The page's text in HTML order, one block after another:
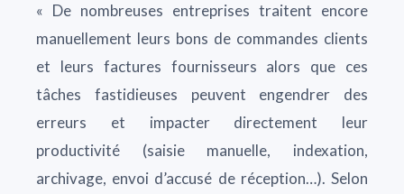
« De nombreuses entreprises traitent encore
manuellement leurs bons de commandes clients
et leurs factures fournisseurs alors que ces
tâches fastidieuses peuvent engendrer des
erreurs et impacter directement leur
productivité (saisie manuelle, indexation,
archivage, envoi d’accusé de réception…). Selon